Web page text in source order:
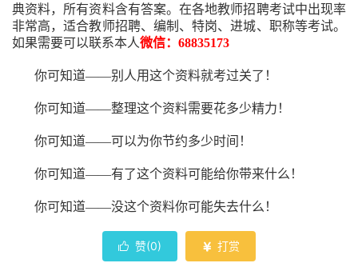
典资料，所有资料含有答案。在各地教师招聘考试中出现率
非常高，适合教师招聘、编制、特岗、进城、职称等考试。
如果需要可以联系本人微信：68835173
你可知道——别人用这个资料就考过关了！
你可知道——整理这个资料需要花多少精力 ！
你可知道——可以为你节约多少时间！
你可知道——有了这个资料可能给你带来什么！
你可知道——没这个资料你可能失去什么 ！
 赞(0)  打赏